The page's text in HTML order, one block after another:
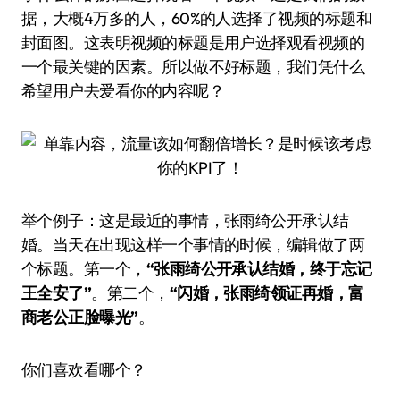
据，大概4万多的人，60%的人选择了视频的标题和
封面图。这表明视频的标题是用户选择观看视频的
一个最关键的因素。所以做不好标题，我们凭什么
希望用户去爱看你的内容呢？
举个例子：这是最近的事情，张雨绮公开承认结
婚。当天在出现这样一个事情的时候，编辑做了两
个标题。第一个， “张雨绮公开承认结婚，终于忘记
王全安了”。第二个， “闪婚，张雨绮领证再婚，富
商老公正脸曝光”。
你们喜欢看哪个？